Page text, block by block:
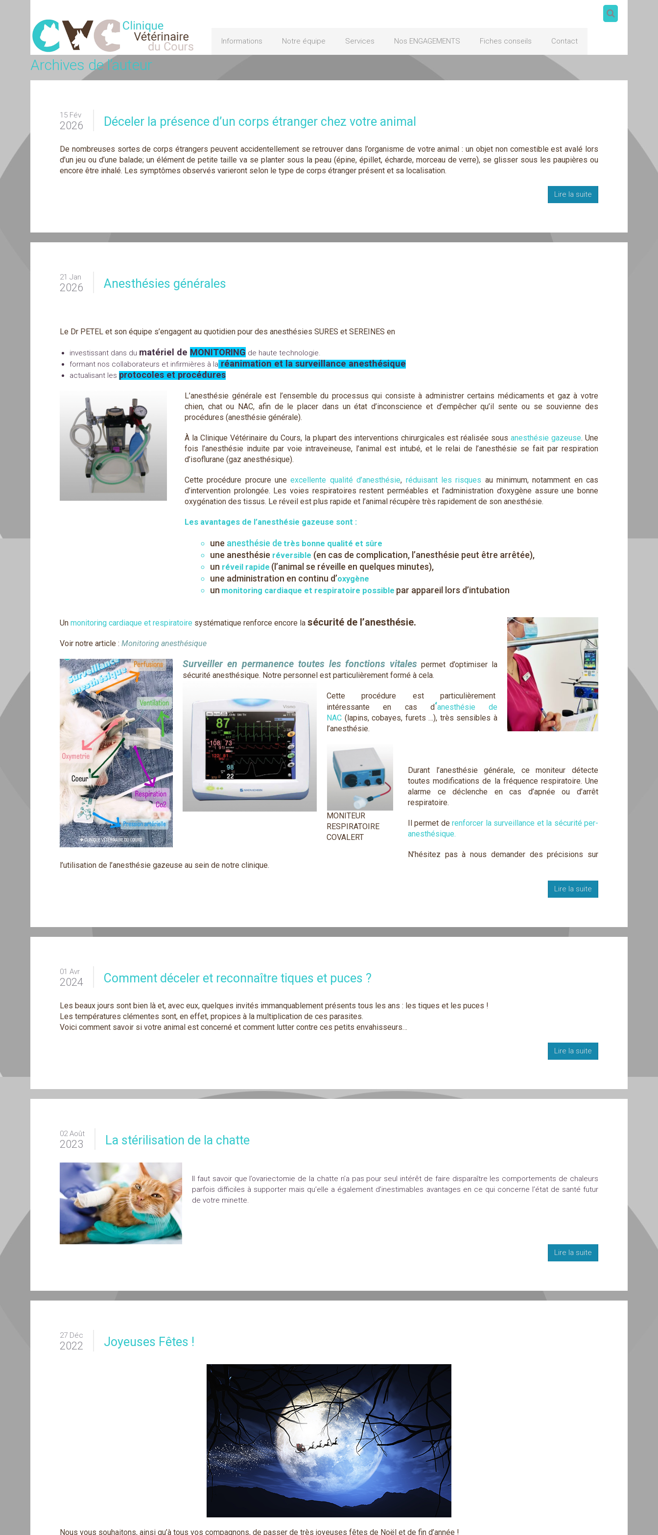
Informations Notre équipe Services Nos ENGAGEMENTS Fiches conseils Contact
Archives de l’auteur
15 Fév
2026 Déceler la présence d’un corps étranger chez votre animal
De nombreuses sortes de corps étrangers peuvent accidentellement se retrouver dans l’organisme de votre animal : un objet non comestible est avalé lors
d’un jeu ou d’une balade; un élément de petite taille va se planter sous la peau (épine, épillet, écharde, morceau de verre), se glisser sous les paupières ou
encore être inhalé. Les symptômes observés varieront selon le type de corps étranger présent et sa localisation.
Lire la suite
21 Jan
2026 Anesthésies générales
Le Dr PETEL et son équipe s’engagent au quotidien pour des anesthésies SURES et SEREINES en
investissant dans du matériel de MONITORING de haute technologie.
formant nos collaborateurs et infirmières à la réanimation et la surveillance anesthésique
actualisant les protocoles et procédures
L’anesthésie générale est l’ensemble du processus qui consiste à administrer certains médicaments et gaz à votre
chien, chat ou NAC, afin de le placer dans un état d’inconscience et d’empêcher qu’il sente ou se souvienne des
procédures (anesthésie générale).
À la Clinique Vétérinaire du Cours, la plupart des interventions chirurgicales est réalisée sousanesthésie gazeuse. Une
fois l’anesthésie induite par voie intraveineuse, l’animal est intubé, et le relai de l’anesthésie se fait par respiration
d’isoflurane (gaz anesthésique).
Cette procédure procure uneexcellente qualité d’anesthésie, réduisant les risques au minimum, notamment en cas
d’intervention prolongée. Les voies respiratoires restent perméables et l’administration d’oxygène assure une bonne
oxygénation des tissus. Le réveil est plus rapide et l’animal récupère très rapidement de son anesthésie.
Les avantages de l’anesthésie gazeuse sont :
une anesthésie de très bonne qualité et sûre
une anesthésie réversible (en cas de complication, l’anesthésie peut être arrêtée),
un réveil rapide (l’animal se réveille en quelques minutes),
une administration en continu d’oxygène
un monitoring cardiaque et respiratoire possible par appareil lors d’intubation
Un monitoring cardiaque et respiratoire systématique renforce encore la sécurité de l’anesthésie.
Voir notre article : Monitoring anesthésique
Surveiller en permanence toutes les fonctions vitales permet d’optimiser la
sécurité anesthésique. Notre personnel est particulièrement formé à cela.
Cette procédure est particulièrement
intéressante en cas d‘anesthésie de
NAC (lapins, cobayes, furets …), très sensibles à
l’anesthésie.
MONITEUR
RESPIRATOIRE
COVALERT
Durant l’anesthésie générale, ce moniteur détecte
toutes modifications de la fréquence respiratoire. Une
alarme ce déclenche en cas d’apnée ou d’arrêt
respiratoire.
Il permet derenforcer la surveillance et la sécurité per-
anesthésique.
N’hésitez pas à nous demander des précisions sur
l’utilisation de l’anesthésie gazeuse au sein de notre clinique.
Lire la suite
01 Avr
2024 Comment déceler et reconnaître tiques et puces ?
Les beaux jours sont bien là et, avec eux, quelques invités immanquablement présents tous les ans : les tiques et les puces !
Les températures clémentes sont, en effet, propices à la multiplication de ces parasites.
Voici comment savoir si votre animal est concerné et comment lutter contre ces petits envahisseurs…
Lire la suite
02 Août
2023 La stérilisation de la chatte
Il faut savoir que l’ovariectomie de la chatte n’a pas pour seul intérêt de faire disparaître les comportements de chaleurs
parfois difficiles à supporter mais qu’elle a également d’inestimables avantages en ce qui concerne l’état de santé futur
de votre minette.
Lire la suite
27 Déc
2022 Joyeuses Fêtes !
Nous vous souhaitons, ainsi qu’à tous vos compagnons, de passer de très joyeuses fêtes de Noël et de fin d’année !